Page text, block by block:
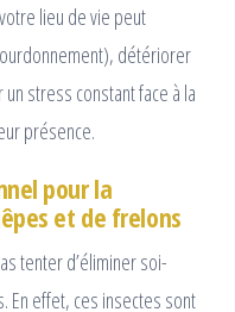
lieu de vie peut
détériorer
stress constant face à la
présence.
pour la
et de frelons
tenter d’éliminer soi-
En effet, ces insectes sont